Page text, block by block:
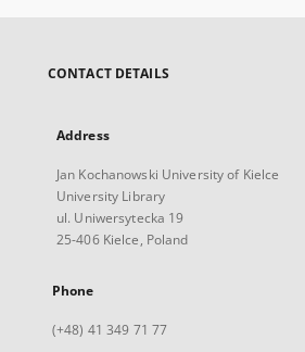
CONTACT DETAILS
Address
Jan Kochanowski University of Kielce
University Library
ul. Uniwersytecka 19
25-406 Kielce, Poland
Phone
(+48) 41 349 71 77